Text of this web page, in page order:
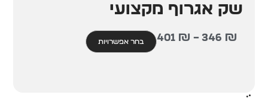
שק אגרוף מקצועי
346 ₪
–
401 ₪ בחר אפשרויות